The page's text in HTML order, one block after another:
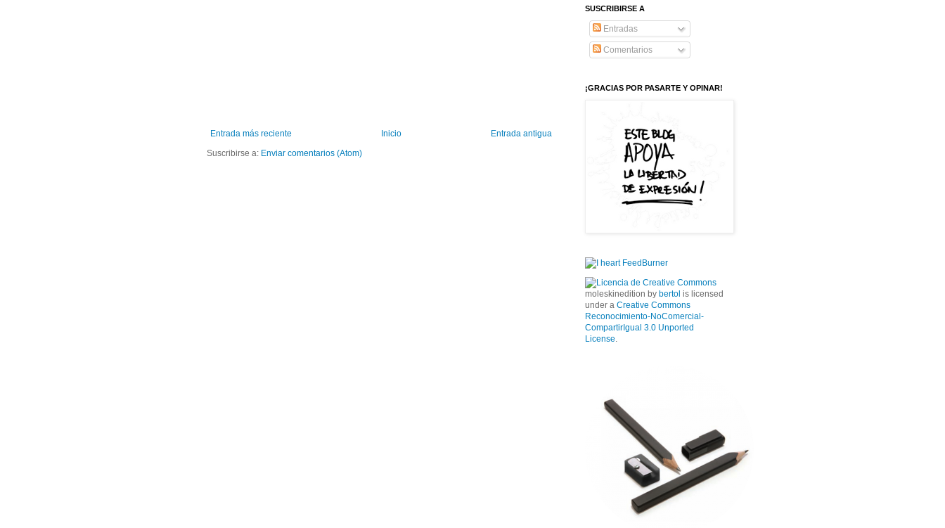
Entrada más reciente Entrada antigua
Inicio
Suscribirse a: Enviar comentarios (Atom)
SUSCRIBIRSE A
Entradas
Comentarios
¡GRACIAS POR PASARTE Y OPINAR!
moleskinedition by bertol is licensed
under a Creative Commons
Reconocimiento-NoComercial-
CompartirIgual 3.0 Unported
License